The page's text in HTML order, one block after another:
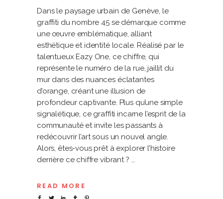
Dans le paysage urbain de Genève, le
graffiti du nombre 45 se démarque comme
une œuvre emblématique, alliant
esthétique et identité locale. Réalisé par le
talentueux Eazy One, ce chiffre, qui
représente le numéro de la rue, jaillit du
mur dans des nuances éclatantes
d’orange, créant une illusion de
profondeur captivante. Plus qu’une simple
signalétique, ce graffiti incarne l’esprit de la
communauté et invite les passants à
redécouvrir l’art sous un nouvel angle.
Alors, êtes-vous prêt à explorer l’histoire
derrière ce chiffre vibrant ?
READ MORE